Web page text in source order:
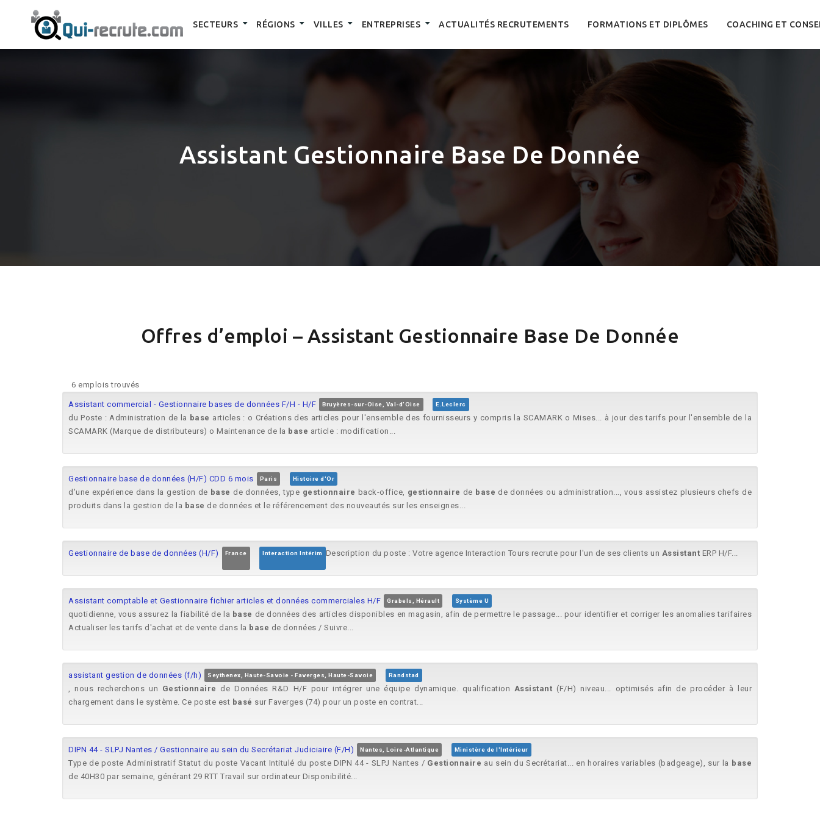
SECTEURS RÉGIONS VILLES ENTREPRISES ACTUALITÉS RECRUTEMENTS FORMATIONS ET DIPLÔMES COACHING ET
Assistant Gestionnaire Base De Donnée
Offres d’emploi – Assistant Gestionnaire Base De Donnée
6 emplois trouvés
Assistant commercial - Gestionnaire bases de données F/H - H/F Bruyères-sur-Oise, Val-d'Oise E.Leclerc
du Poste : Administration de la base articles : o Créations des articles pour l'ensemble des fournisseurs y compris la SCAMARK o Mises... à jour des tarifs pour l'ensemble de la
SCAMARK (Marque de distributeurs) o Maintenance de la base article : modification...
Gestionnaire base de données (H/F) CDD 6 mois Paris Histoire d'Or
d'une expérience dans la gestion de base de données, type gestionnaire back-office, gestionnaire de base de données ou administration..., vous assistez plusieurs chefs de
produits dans la gestion de la base de données et le référencement des nouveautés sur les enseignes...
Gestionnaire de base de données (H/F) France Interaction Intérim Description du poste : Votre agence Interaction Tours recrute pour l'un de ses clients un Assistant ERP H/F...
Assistant comptable et Gestionnaire fichier articles et données commerciales H/F Grabels, Hérault Système U
quotidienne, vous assurez la fiabilité de la base de données des articles disponibles en magasin, afin de permettre le passage... pour identifier et corriger les anomalies tarifaires
Actualiser les tarifs d'achat et de vente dans la base de données / Suivre...
assistant gestion de données (f/h) Seythenex, Haute-Savoie - Faverges, Haute-Savoie Randstad
, nous recherchons un Gestionnaire de Données R&D H/F pour intégrer une équipe dynamique. qualification Assistant (F/H) niveau... optimisés afin de procéder à leur
chargement dans le système. Ce poste est basé sur Faverges (74) pour un poste en contrat...
DIPN 44 - SLPJ Nantes / Gestionnaire au sein du Secrétariat Judiciaire (F/H) Nantes, Loire-Atlantique Ministère de l'Intérieur
Type de poste Administratif Statut du poste Vacant Intitulé du poste DIPN 44 - SLPJ Nantes / Gestionnaire au sein du Secrétariat... en horaires variables (badgeage), sur la base
de 40H30 par semaine, générant 29 RTT Travail sur ordinateur Disponibilité...